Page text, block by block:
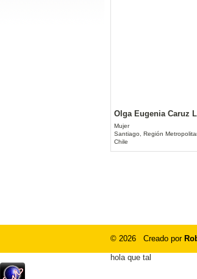
Olga Eugenia Caruz
Mujer
Santiago, Región
Chile
© 2026 Creado por
hola que tal